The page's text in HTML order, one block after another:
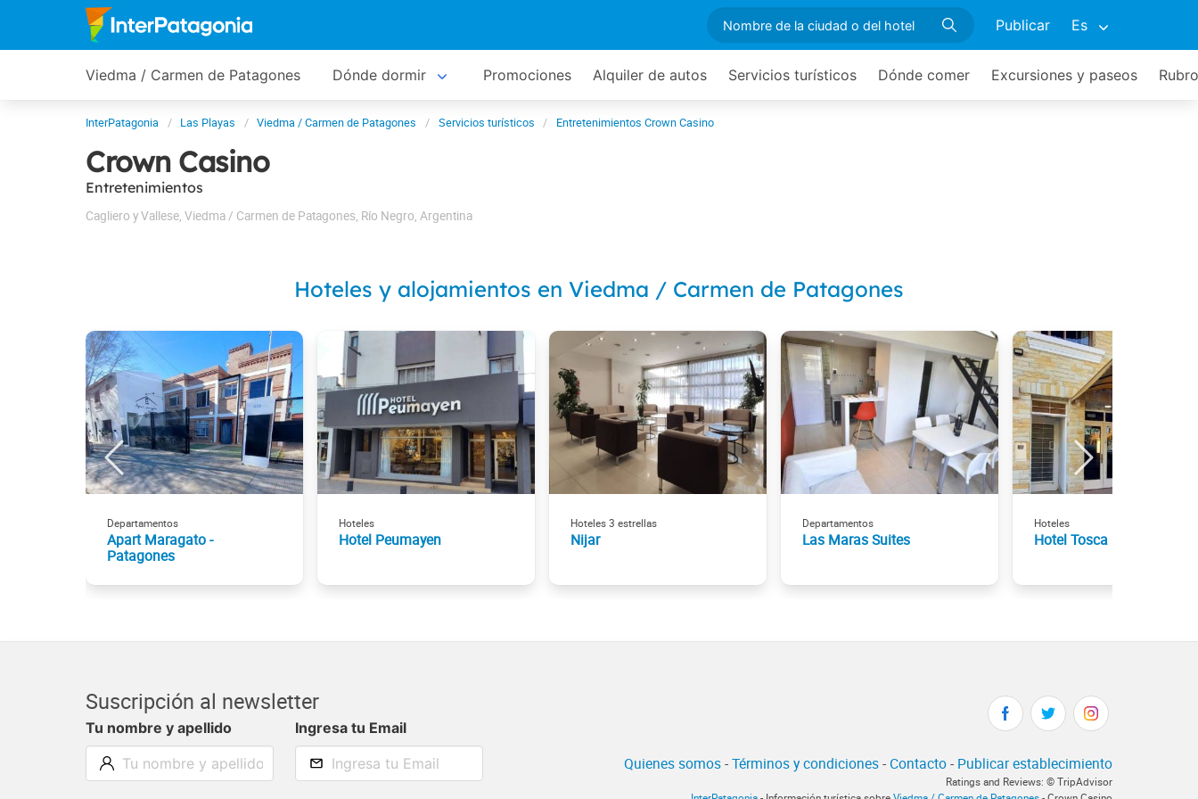
Publicar Es
Viedma / Carmen de Patagones Dónde dormir Promociones Alquiler de autos Servicios turísticos Dónde comer Excursiones y paseos
InterPatagonia Las Playas Viedma / Carmen de Patagones Servicios turísticos Entretenimientos Crown Casino
Crown Casino
Entretenimientos
Cagliero y Vallese Viedma / Carmen de Patagones Río Negro Argentina
Hoteles y alojamientos en Viedma / Carmen de Patagones
Departamentos
Apart Maragato -
Patagones
Hoteles
Hotel Peumayen
Hoteles 3 estrellas
Nijar
Departamentos
Las Maras Suites
Hoteles
Hotel Tosca
Suscripción al newsletter
Tu nombre y apellido Ingresa tu Email
Quienes somos-Términos y condiciones- Contacto- Publicar establecimiento
Ratings and Reviews: © TripAdvisor